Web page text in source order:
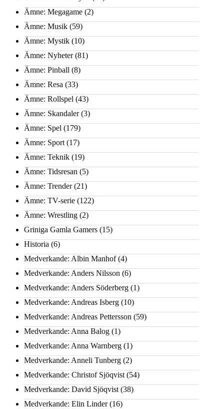
Ämne: Megagame (2)
Ämne: Musik (59)
Ämne: Mystik (10)
Ämne: Nyheter(81)
Ämne: Pinball (8)
Ämne: Resa (33)
Ämne: Rollspel (43)
Ämne: Skandaler(3)
Ämne: Spel (179)
Ämne: Sport (17)
Ämne: Teknik (19)
Ämne: Tidsresan (5)
Ämne: Trender(21)
Ämne: TV-serie (122)
Ämne: Wrestling (2)
Griniga Gamla Gamers (15)
Historia (6)
Medverkande: Albin Manhof(4)
Medverkande: Anders Nilsson (6)
Medverkande: Anders Söderberg (1)
Medverkande: Andreas Isberg (10)
Medverkande: Andreas Pettersson (59)
Medverkande: Anna Balog (1)
Medverkande: Anna Warnberg (1)
Medverkande: Anneli Tunberg (2)
Medverkande: Christof Sjöqvist (54)
Medverkande: David Sjöqvist (38)
Medverkande: Elin Linder(16)